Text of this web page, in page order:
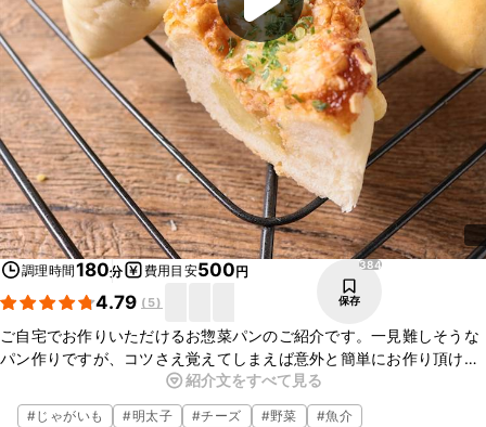
調理時間180分 費用目安500円
4.79 ( 5)
384
保存
ご自宅でお作りいただけるお惣菜パンのご紹介です。一見難しそうな
パン作りですが、コツさえ覚えてしまえば意外と簡単にお作り頂けま
すよ。お食事代わりにもなるボリュームのあるパンなので是非作って
みてくださいね。
紹介文をすべて見る
#じゃがいも #明太子 #チーズ #野菜 #魚介